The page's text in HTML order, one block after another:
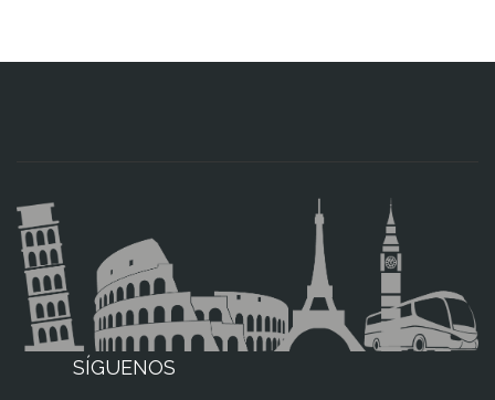
SÍGUENOS